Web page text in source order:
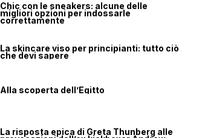
Chic con le sneakers: alcune delle
migliori opzioni per indossarle
correttamente
La skincare viso per principianti: tutto ciò
che devi sapere
Alla scoperta dell’Egitto
La risposta epica di Greta Thunberg alle